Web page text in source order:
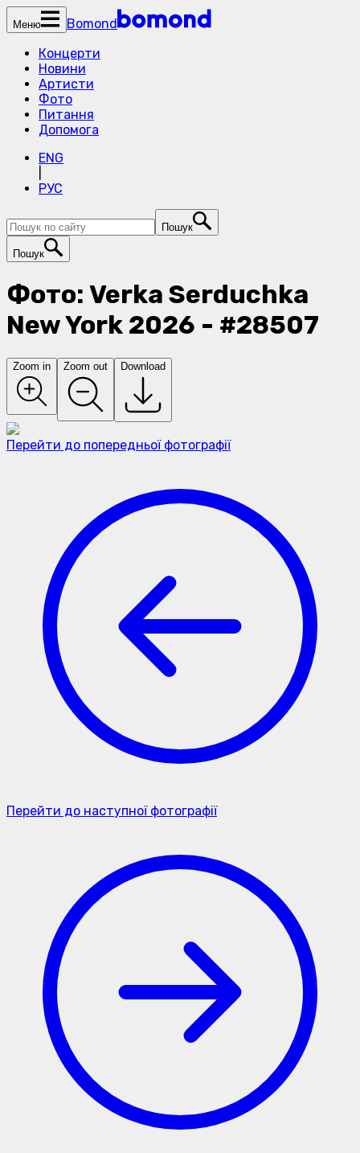
Меню
Bomond
Концерти
Новини
Артисти
Фото
Питання
Допомога
ENG
РУС
Пошук
Пошук
Фото: Verka Serduchka
New York 2026 - #28507
Zoom in Zoom out Download
Перейти до попередньої фотографії
Перейти до наступної фотографії